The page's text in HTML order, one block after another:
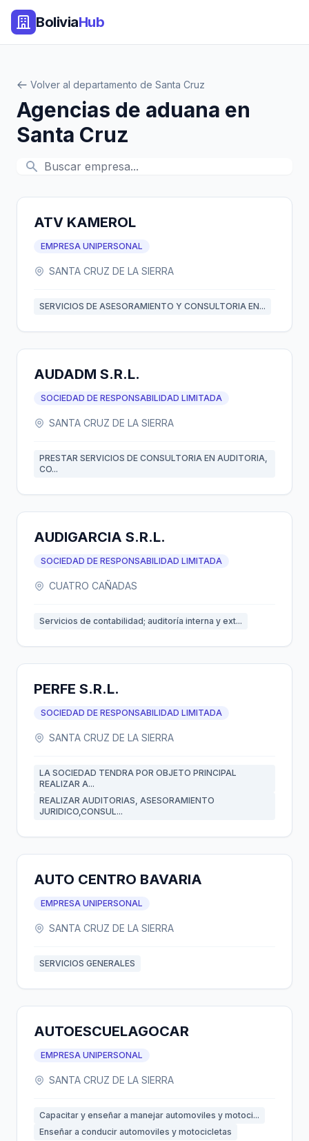
BoliviaHub
Volver al departamento de Santa Cruz
Agencias de aduana en
Santa Cruz
ATV KAMEROL
EMPRESA UNIPERSONAL
SANTA CRUZ DE LA SIERRA
SERVICIOS DE ASESORAMIENTO Y CONSULTORIA EN...
AUDADM S.R.L.
SOCIEDAD DE RESPONSABILIDAD LIMITADA
SANTA CRUZ DE LA SIERRA
PRESTAR SERVICIOS DE CONSULTORIA EN AUDITORIA,
CO...
AUDIGARCIA S.R.L.
SOCIEDAD DE RESPONSABILIDAD LIMITADA
CUATRO CAÑADAS
Servicios de contabilidad; auditoría interna y ext...
PERFE S.R.L.
SOCIEDAD DE RESPONSABILIDAD LIMITADA
SANTA CRUZ DE LA SIERRA
LA SOCIEDAD TENDRA POR OBJETO PRINCIPAL
REALIZAR A...
REALIZAR AUDITORIAS, ASESORAMIENTO
JURIDICO,CONSUL...
AUTO CENTRO BAVARIA
EMPRESA UNIPERSONAL
SANTA CRUZ DE LA SIERRA
SERVICIOS GENERALES
AUTOESCUELAGOCAR
EMPRESA UNIPERSONAL
SANTA CRUZ DE LA SIERRA
Capacitar y enseñar a manejar automoviles y motoci...
Enseñar a conducir automoviles y motocicletas